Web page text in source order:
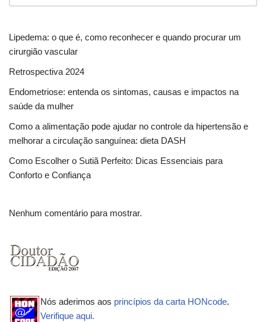
Lipedema: o que é, como reconhecer e quando procurar um
cirurgião vascular
Retrospectiva 2024
Endometriose: entenda os sintomas, causas e impactos na
saúde da mulher
Como a alimentação pode ajudar no controle da hipertensão e
melhorar a circulação sanguínea: dieta DASH
Como Escolher o Sutiã Perfeito: Dicas Essenciais para
Conforto e Confiança
Nenhum comentário para mostrar.
Nós aderimos aos princípios da carta HONcode.
Verifique aqui.